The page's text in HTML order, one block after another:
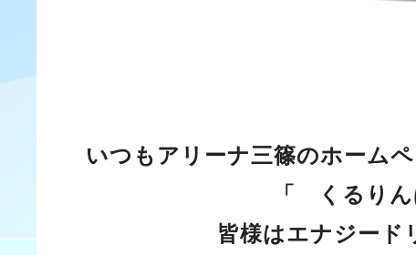
いつもアリーナ三篠のホーム
「 くるり
皆様はエナジード